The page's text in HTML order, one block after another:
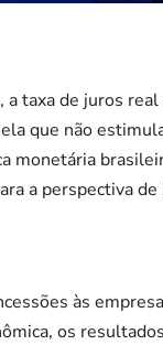
taxa de juros
que não
monetária
a perspectiva
às
os